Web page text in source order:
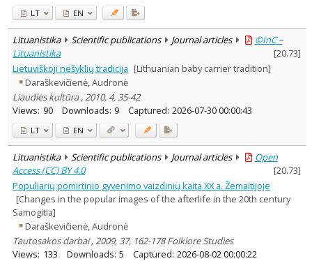
LT EN
Lituanistika Scientific publications Journal articles
©InC –
Lituanistika
[20.73]
Lietuviškoji nešyklių tradicija [Lithuanian baby carrier tradition]
Daraškevičienė, Audronė
Liaudies kultūra , 2010, 4, 35-42
Views: 90 Downloads: 9 Captured: 2026-07-30 00:00:43
LT EN
Lituanistika Scientific publications Journal articles
Open
Access (CC) BY 4.0
[20.73]
Populiarių pomirtinio gyvenimo vaizdinių kaita XX a. Žemaitijoje
[Changes in the popular images of the afterlife in the 20th century
Samogitia]
Daraškevičienė, Audronė
Tautosakos darbai , 2009, 37, 162-178 Folklore Studies
Views: 133 Downloads: 5 Captured: 2026-08-02 00:00:22